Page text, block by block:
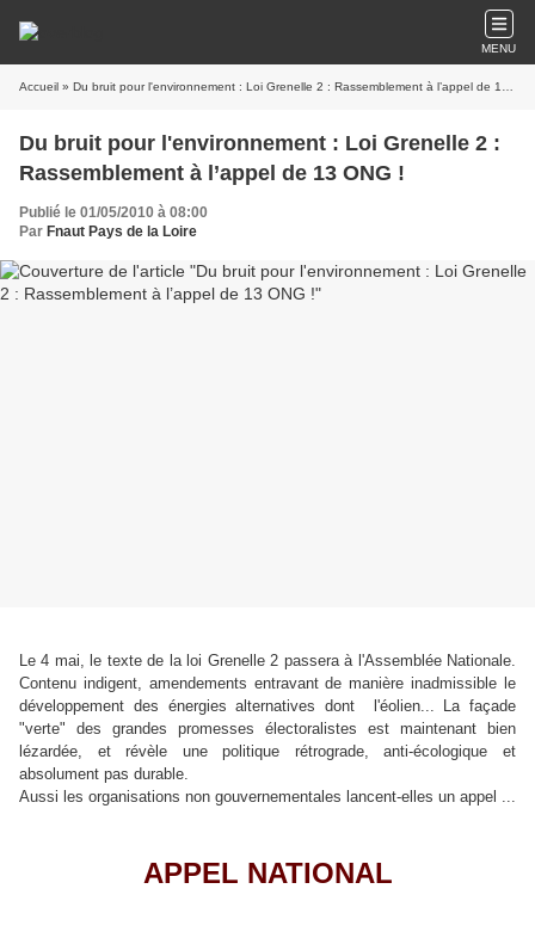
MENU
Accueil » Du bruit pour l'environnement : Loi Grenelle 2 : Rassemblement à l’appel de 13 ONG !
Du bruit pour l'environnement : Loi Grenelle 2 :
Rassemblement à l’appel de 13 ONG !
Publié le 01/05/2010 à 08:00
Par Fnaut Pays de la Loire
Le 4 mai, le texte de la loi Grenelle 2 passera à l'Assemblée Nationale.
Contenu indigent, amendements entravant de manière inadmissible le
développement des énergies alternatives dont l'éolien... La façade
"verte" des grandes promesses électoralistes est maintenant bien
lézardée, et révèle une politique rétrograde, anti-écologique et
absolument pas durable.
Aussi les organisations non gouvernementales lancent-elles un appel ...
APPEL NATIONAL